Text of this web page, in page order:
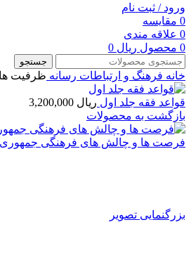
ورود / ثبت نام
0 مقایسه
0 علاقه مندی
0 محصول ریال
جستجو
خانه فرهنگ و ارتباطات رسانه ظرفیت
قواعد فقه جلد اول
بازگشت به محصولات
فرصت ها و چالش های فرهنگی جمهوری
بزرگنمایی تصویر